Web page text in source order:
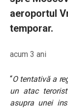
aeroportul
temporar.
acum 3 ani
“O tentativă a
un atac
asupra unei